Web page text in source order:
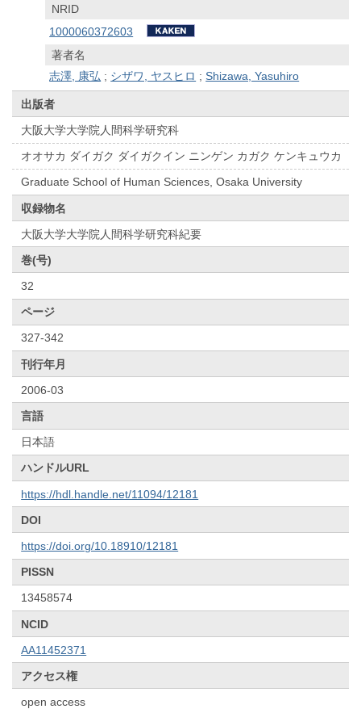
NRID
1000060372603
著者名
志澤, 康弘 ; シザワ, ヤスヒロ ;Shizawa, Yasuhiro
出版者
大阪大学大学院人間科学研究科
オオサカ ダイガク ダイガクイン ニンゲン カガク ケンキュウカ
Graduate School of Human Sciences, Osaka University
収録物名
大阪大学大学院人間科学研究科紀要
巻(号)
32
ページ
327-342
刊行年月
2006-03
言語
日本語
ハンドルURL
https://hdl.handle.net/11094/12181
DOI
https://doi.org/10.18910/12181
PISSN
13458574
NCID
AA11452371
アクセス権
open access